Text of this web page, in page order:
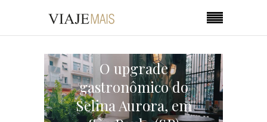
O upgrade
gastronômico do
Selina Aurora, em